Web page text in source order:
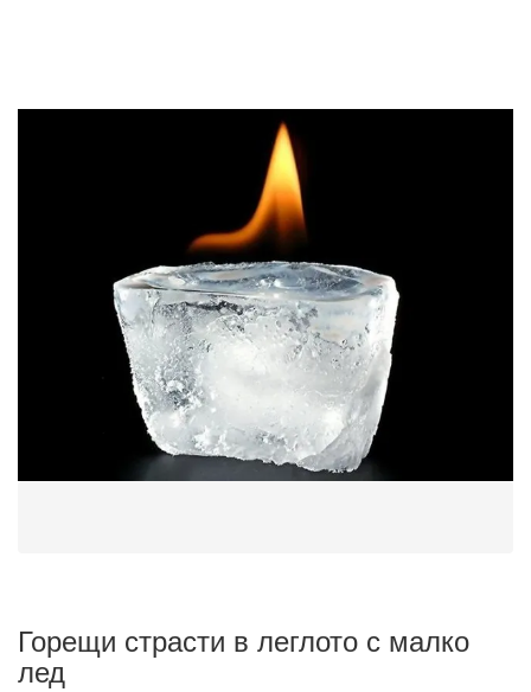
Горещи страсти в леглото с малко
лед